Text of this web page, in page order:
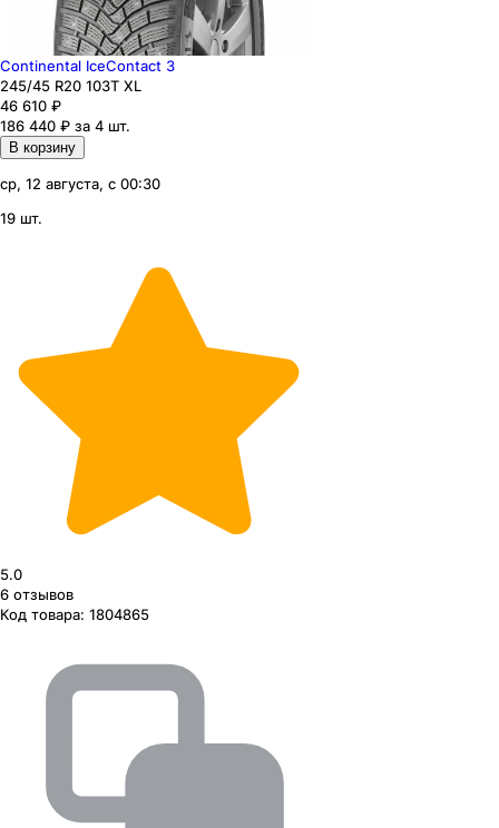
Continental IceContact 3
245/45 R20 103T XL
46 610 ₽
186 440 ₽ за 4 шт.
В корзину
ср, 12 августа, с 00:30
19 шт.
5.0
6 отзывов
Код товара: 1804865